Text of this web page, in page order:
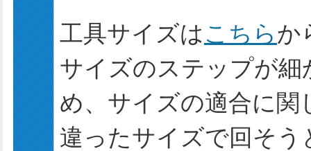
工具サイズは こちらか
サイズのステップが
め、サイズの適合に
違ったサイズで回そ